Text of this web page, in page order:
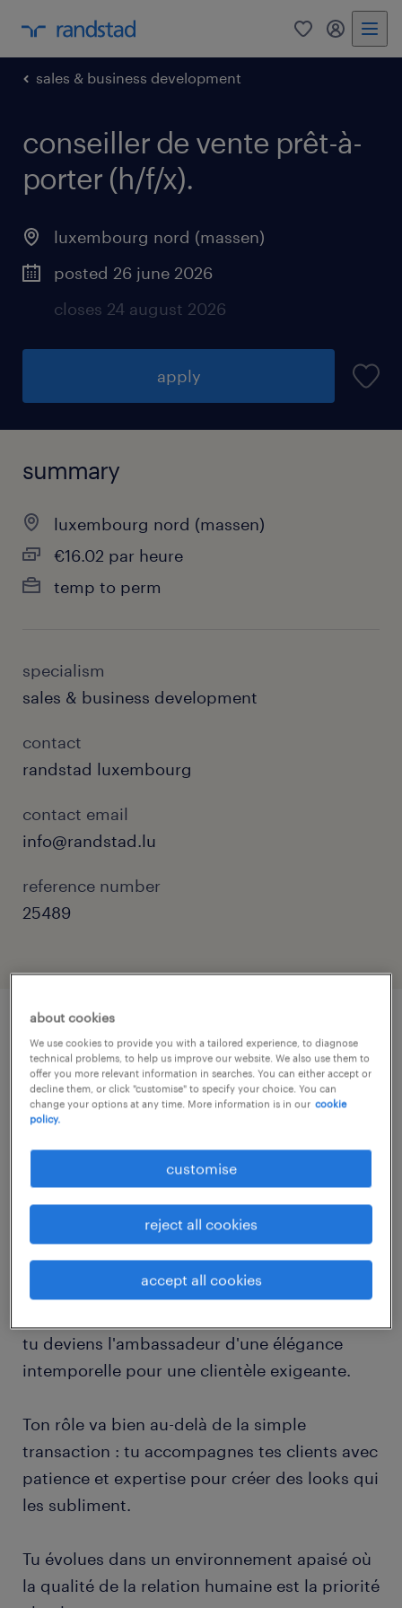
0 my
sales & business development
conseiller de vente prêt-à-
porter (h/f/x).
luxembourg nord (massen)
posted 26 june 2026
closes 24 august 2026
apply
summary
luxembourg nord (massen)
€16.02 par heure
temp to perm
specialism
sales & business development
contact
randstad luxembourg
contact email
info@randstad.lu
reference number
25489
job details
Tu es passionné par la mode haut de gamme
et le conseil personnalisé ?
Rejoins notre boutique à Massen pour offrir
une expérience shopping d'exception.
Description du poste
tu deviens l'ambassadeur d'une élégance
intemporelle pour une clientèle exigeante.
Ton rôle va bien au-delà de la simple
transaction : tu accompagnes tes clients avec
patience et expertise pour créer des looks qui
les subliment.
Tu évolues dans un environnement apaisé où
la qualité de la relation humaine est la priorité
about cookies
We use cookies to provide you with a tailored experience, to diagnose
technical problems, to help us improve our website. We also use them to
offer you more relevant information in searches. You can either accept or
decline them, or click "customise" to specify your choice. You can
change your options at any time. More information is in our cookie
policy.
customise
reject all cookies
accept all cookies